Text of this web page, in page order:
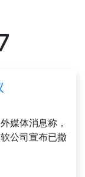
媒体消息称，
公司宣布已撤